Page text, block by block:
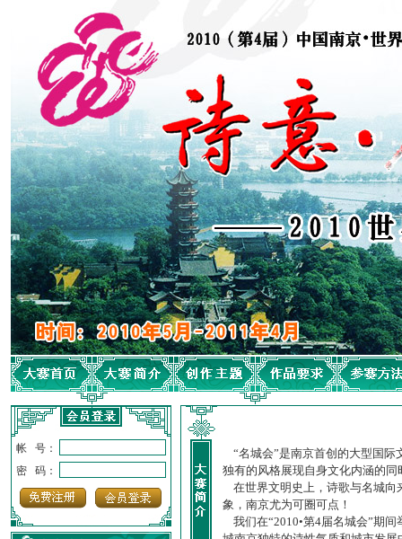
帐 号：
密 码：
“名城会”是南京首创的大型国际
独有的风格展现自身文化内涵的
在世界文明史上，诗歌与名城向
象，南京尤为可圈可点！
我们在“2010•第4届名城会”期